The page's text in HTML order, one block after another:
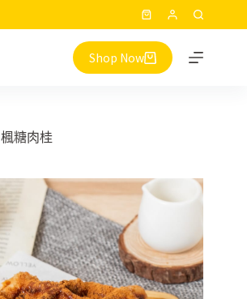
物
車
Shop Now
楓糖肉桂